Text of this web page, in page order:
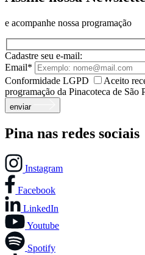
e acompanhe nossa programação
Cadastre seu e-mail:
Email*
Conformidade LGPD
Aceito
programação da Pinacoteca de São
enviar
Pina nas redes sociais
Instagram
Facebook
LinkedIn
Youtube
Spotify